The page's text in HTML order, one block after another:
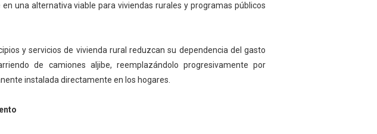
una alternativa viable para viviendas rurales y programas públicos
y servicios de vivienda rural reduzcan su dependencia del gasto
de camiones aljibe, reemplazándolo progresivamente por
instalada directamente en los hogares.